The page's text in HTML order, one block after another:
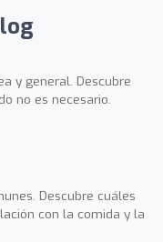
y general. Descubre
no es necesario.
Descubre cuáles
con la comida y la